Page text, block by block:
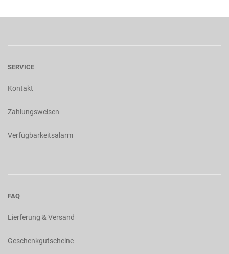
SERVICE
Kontakt
Zahlungsweisen
Verfügbarkeitsalarm
FAQ
Lierferung & Versand
Geschenkgutscheine